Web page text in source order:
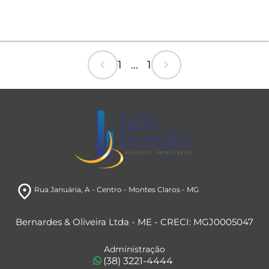
chevron_left 1 ... 1 chevron_right
room Rua Januária, A- Centro - Montes Claros- MG
Bernardes & Oliveira Ltda - ME - CRECI: MGJ0005047
Administração
(38) 3221-4444